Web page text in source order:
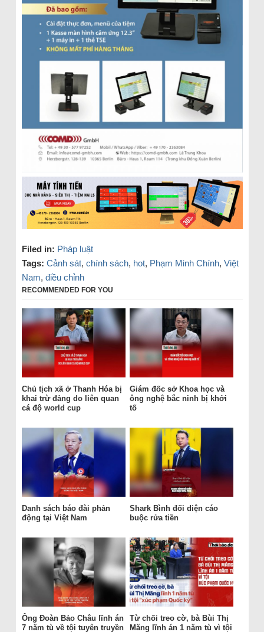
Filed in: Pháp luật
Tags: Cảnh sát, chính sách, hot, Phạm Minh Chính, Việt
Nam, điều chỉnh
RECOMMENDED FOR YOU
Chủ tịch xã ở Thanh Hóa bị
khai trừ đảng do liên quan
cá độ world cup
Giám đốc sở Khoa học và
ông nghệ bắc ninh bị khởi
tố
Danh sách báo đài phản
động tại Việt Nam
Shark Bình đối diện cáo
buộc rửa tiền
Ông Đoàn Bảo Châu lĩnh án
7 năm tù về tội tuyên truyền
Từ chối treo cờ, bà Bùi Thị
Măng lĩnh án 1 năm tù vì tội